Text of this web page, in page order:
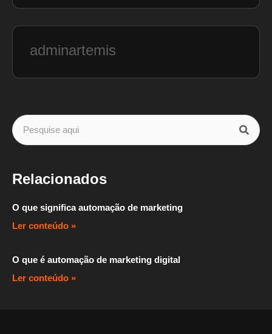
adminartemis
Relacionados
O que significa automação de marketing
Ler conteúdo »
O que é automação de marketing digital
Ler conteúdo »